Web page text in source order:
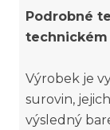
Podrobné
Výrobek je
surovin,
výsledný